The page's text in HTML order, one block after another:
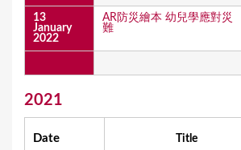
13
January
2022
AR防災繪本 幼兒學應對災
難
2021
Date Title